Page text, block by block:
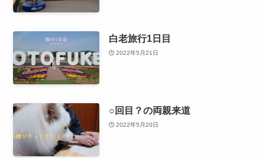
白老旅行1日目
2022年5月21日
○回目？の両親来道
2022年5月20日